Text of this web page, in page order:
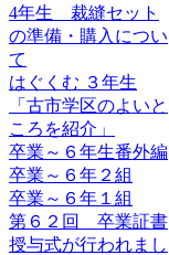
4年生 裁縫セット
の準備・購入につい
て
はぐくむ ３年生
「古市学区のよいと
ころを紹介」
卒業～６年生番外編
卒業～６年２組
卒業～６年１組
第６２回 卒業証書
授与式が行われまし